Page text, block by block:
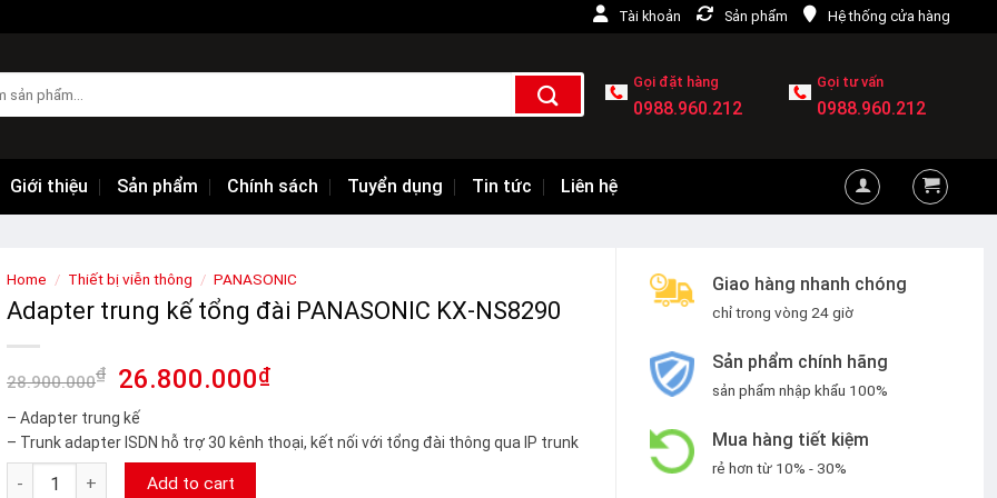
Tài khoản Sản phẩm Hệ thống cửa hàng
Gọi đặt hàng
0988.960.212
Gọi tư vấn
0988.960.212
Giới thiệu Sản phẩm Chính sách Tuyển dụng Tin tức Liên hệ
Giao hàng nhanh chóng
chỉ trong vòng 24 giờ
Sản phẩm chính hãng
sản phẩm nhập khẩu 100%
Mua hàng tiết kiệm
rẻ hơn từ 10% - 30%
Home / Thiết bị viễn thông / PANASONIC
Adapter trung kế tổng đài PANASONIC KX-NS8290
28.900.000₫ 26.800.000₫
– Adapter trung kế
– Trunk adapter ISDN hỗ trợ 30 kênh thoại, kết nối với tổng đài thông qua IP trunk
Adapter trung kế tổng đài PANASONIC KX-NS8290 quantity
Add to cart